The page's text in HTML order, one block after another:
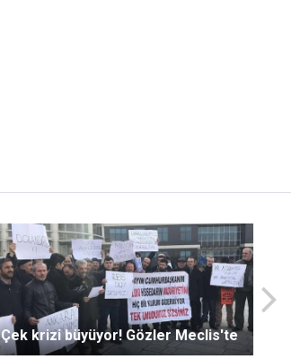
Çek krizi büyüyor! Gözler Meclis'te